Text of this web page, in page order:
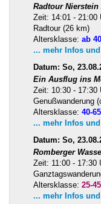
Radtour
Zeit: 14:01 - 21:00
Radtour (26 km)
Altersklasse: ab 40
... mehr Infos
Datum: So,
Ein Ausflug ins
Zeit: 10:30 - 17:30
Genußwanderung
Altersklasse: 40-65
... mehr Infos
Datum: So,
Romberger
Zeit: 11:00 - 17:30
Altersklasse: 25-45
... mehr Infos